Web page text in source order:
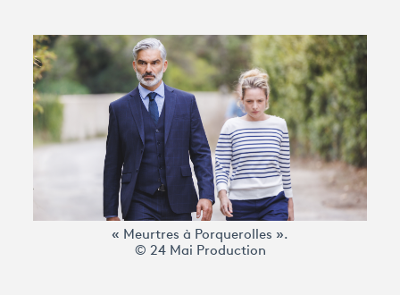
connexion
Avantages fidélité
« Meurtres à Porquerolles ».
© 24 Mai Production